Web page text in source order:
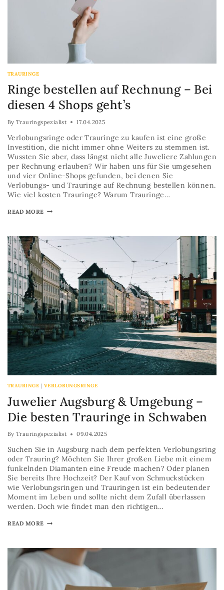
TRAURINGE
Ringe bestellen auf Rechnung – Bei
diesen 4 Shops geht’s
By Trauringspezialist 17.04.2025
Verlobungsringe oder Trauringe zu kaufen ist eine große
Investition, die nicht immer ohne Weiters zu stemmen ist.
Wussten Sie aber, dass längst nicht alle Juweliere Zahlungen
per Rechnung erlauben? Wir haben uns für Sie umgesehen
und vier Online-Shops gefunden, bei denen Sie
Verlobungs- und Trauringe auf Rechnung bestellen können.
Wie viel kosten Trauringe? Warum Trauringe…
READ MORE
TRAURINGE | VERLOBUNGSRINGE
Juwelier Augsburg & Umgebung –
Die besten Trauringe in Schwaben
By Trauringspezialist 09.04.2025
Suchen Sie in Augsburg nach dem perfekten Verlobungsring
oder Trauring? Möchten Sie Ihrer großen Liebe mit einem
funkelnden Diamanten eine Freude machen? Oder planen
Sie bereits Ihre Hochzeit? Der Kauf von Schmuckstücken
wie Verlobungsringen und Trauringen ist ein bedeutender
Moment im Leben und sollte nicht dem Zufall überlassen
werden. Doch wie findet man den richtigen…
READ MORE